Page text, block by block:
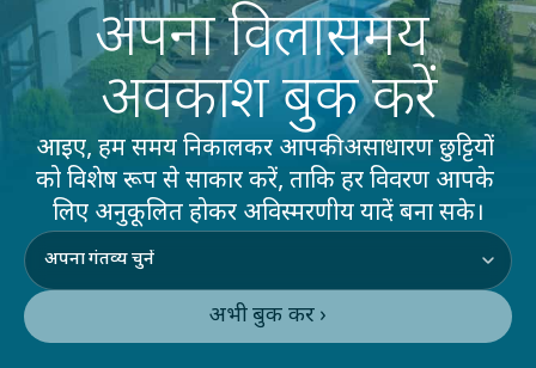
अपना विलासमय
अवकाश बुक करें
आइए, हम समय निकालकर आपकी असाधारण छुट्टियों
को विशेष रूप से साकार करें, ताकि हर विवरण आपके
लिए अनुकूलित होकर अविस्मरणीय यादें बना सके।
अभी बुक करें ›